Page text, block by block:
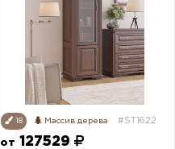
18 Массив дерева #ST1622
от 127529